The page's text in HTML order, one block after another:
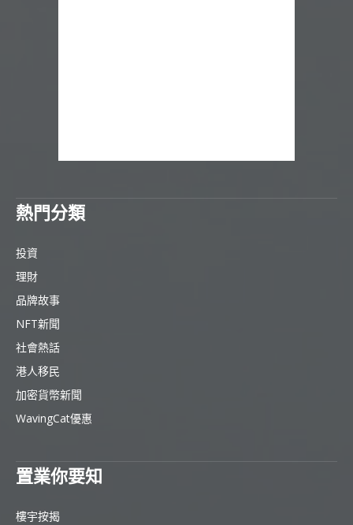
熱門分類
投資
理財
品牌故事
NFT新聞
社會熱話
港人移民
加密貨幣新聞
WavingCat優惠
置業你要知
樓宇按揭